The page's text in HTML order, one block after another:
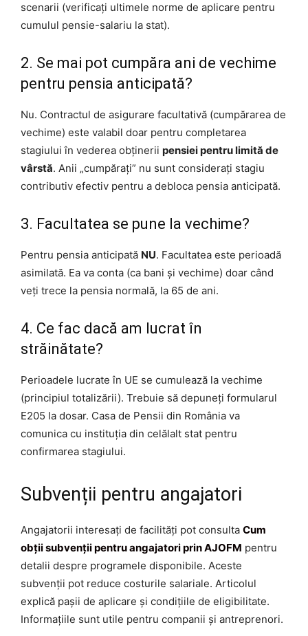
scenarii (verificați ultimele norme de aplicare pentru
cumulul pensie-salariu la stat).
2. Se mai pot cumpăra ani de vechime
pentru pensia anticipată?
Nu. Contractul de asigurare facultativă (cumpărarea de
vechime) este valabil doar pentru completarea
stagiului în vederea obținerii pensiei pentru limită de
vârstă. Anii „cumpărați” nu sunt considerați stagiu
contributiv efectiv pentru a debloca pensia anticipată.
3. Facultatea se pune la vechime?
Pentru pensia anticipată NU. Facultatea este perioadă
asimilată. Ea va conta (ca bani și vechime) doar când
veți trece la pensia normală, la 65 de ani.
4. Ce fac dacă am lucrat în
străinătate?
Perioadele lucrate în UE se cumulează la vechime
(principiul totalizării). Trebuie să depuneți formularul
E205 la dosar. Casa de Pensii din România va
comunica cu instituția din celălalt stat pentru
confirmarea stagiului.
Subvenții pentru angajatori
Angajatorii interesați de facilități pot consulta Cum
obții subvenții pentru angajatori prin AJOFM pentru
detalii despre programele disponibile. Aceste
subvenții pot reduce costurile salariale. Articolul
explică pașii de aplicare și condițiile de eligibilitate.
Informațiile sunt utile pentru companii și antreprenori.